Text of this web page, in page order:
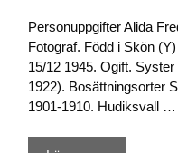
Personuppgifter Alida
Fotograf. Född i Skön
15/12 1945. Ogift.
1922). Bosättningsorter
1901-1910. Hudiksvall …